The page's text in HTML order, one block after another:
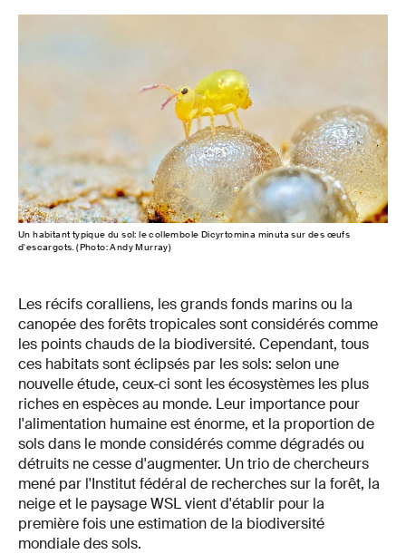
Un habitant typique du sol: le collembole Dicyrtomina minuta sur des œufs
d'escargots. (Photo: Andy Murray)
Les récifs coralliens, les grands fonds marins ou la
canopée des forêts tropicales sont considérés comme
les points chauds de la biodiversité. Cependant, tous
ces habitats sont éclipsés par les sols: selon une
nouvelle étude, ceux-ci sont les écosystèmes les plus
riches en espèces au monde. Leur importance pour
l'alimentation humaine est énorme, et la proportion de
sols dans le monde considérés comme dégradés ou
détruits ne cesse d'augmenter. Un trio de chercheurs
mené par l'Institut fédéral de recherches sur la forêt, la
neige et le paysage WSL vient d'établir pour la
première fois une estimation de la biodiversité
mondiale des sols.